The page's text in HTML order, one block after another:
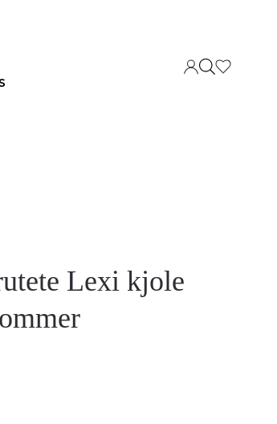
Lexi kjole